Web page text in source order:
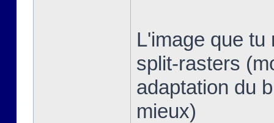
L'image que
split-rasters
adaptation du
mieux)